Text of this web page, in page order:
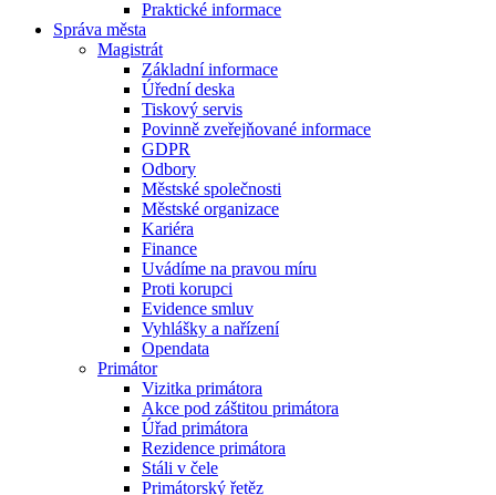
Praktické informace
Správa města
Magistrát
Základní informace
Úřední deska
Tiskový servis
Povinně zveřejňované informace
GDPR
Odbory
Městské společnosti
Městské organizace
Kariéra
Finance
Uvádíme na pravou míru
Proti korupci
Evidence smluv
Vyhlášky a nařízení
Opendata
Primátor
Vizitka primátora
Akce pod záštitou primátora
Úřad primátora
Rezidence primátora
Stáli v čele
Primátorský řetěz